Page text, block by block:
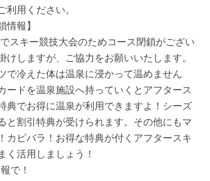
利用ください。
情報】
スキー競技大会のためコース閉鎖がござい
けしますが、ご協力をお願いいたします。
で冷えた体は温泉に浸かって温めません
ードを温泉施設へ持っていくとアフタース
典でお得に温泉が利用できますよ！シーズ
と割引特典が受けられます。その他にもマ
カピバラ！お得な特典が付くアフタースキ
く活用しましょう！
で！